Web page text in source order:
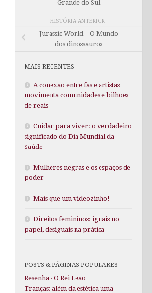
Grande do Sul
HISTÓRIA ANTERIOR
Jurassic World – O Mundo
dos dinossauros
MAIS RECENTES
A conexão entre fãs e artistas
movimenta comunidades e bilhões
de reais
Cuidar para viver: o verdadeiro
significado do Dia Mundial da
Saúde
Mulheres negras e os espaços de
poder
Mais que um videozinho!
Direitos femininos: iguais no
papel, desiguais na prática
POSTS & PÁGINAS POPULARES
Resenha - O Rei Leão
Tranças: além da estética uma